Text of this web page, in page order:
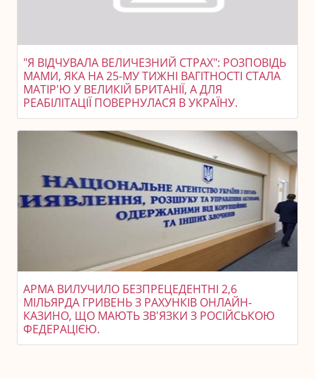
"Я ВІДЧУВАЛА ВЕЛИЧЕЗНИЙ СТРАХ": РОЗПОВІДЬ
МАМИ, ЯКА НА 25-МУ ТИЖНІ ВАГІТНОСТІ СТАЛА
МАТІР'Ю У ВЕЛИКІЙ БРИТАНІЇ, А ДЛЯ
РЕАБІЛІТАЦІЇ ПОВЕРНУЛАСЯ В УКРАЇНУ.
АРМА ВИЛУЧИЛО БЕЗПРЕЦЕДЕНТНІ 2,6
МІЛЬЯРДА ГРИВЕНЬ З РАХУНКІВ ОНЛАЙН-
КАЗИНО, ЩО МАЮТЬ ЗВ'ЯЗКИ З РОСІЙСЬКОЮ
ФЕДЕРАЦІЄЮ.